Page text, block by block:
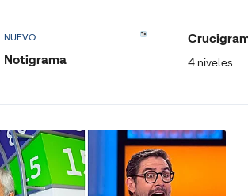
NUEVO
Notigrama 4 niveles